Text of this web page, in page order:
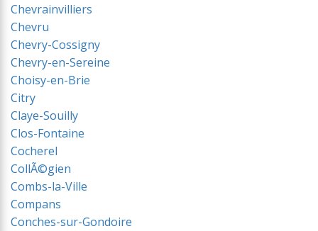
Chevrainvilliers
Chevru
Chevry-Cossigny
Chevry-en-Sereine
Choisy-en-Brie
Citry
Claye-Souilly
Clos-Fontaine
Cocherel
CollÃ©gien
Combs-la-Ville
Compans
Conches-sur-Gondoire